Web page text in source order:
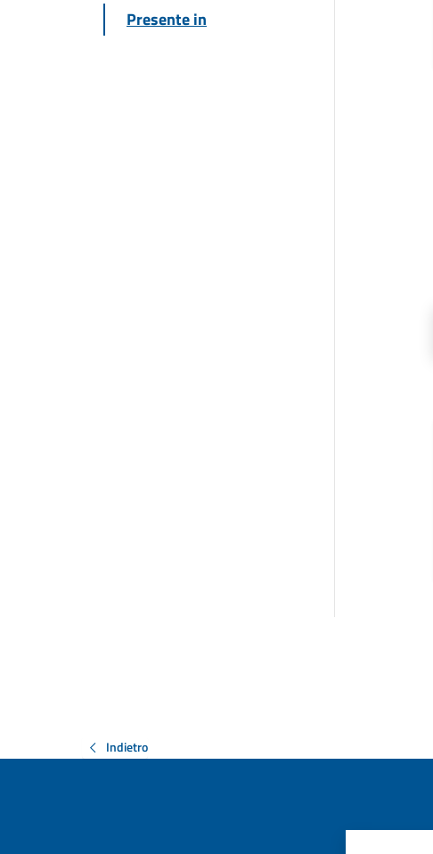
Presente in
Indietro